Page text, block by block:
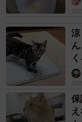
ちぃちゃん。下
で、細かい検査
圧迫して排尿、
きたといいます
だんと歩けるよ
ったのです。
涼
保